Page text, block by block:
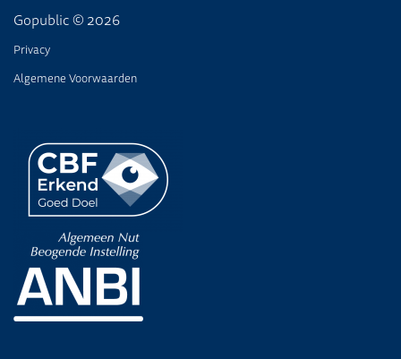
Gopublic © 2026
Privacy
Algemene Voorwaarden